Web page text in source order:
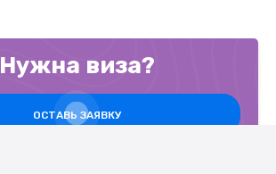
Нужна виза?
ОСТАВЬ ЗАЯВКУ